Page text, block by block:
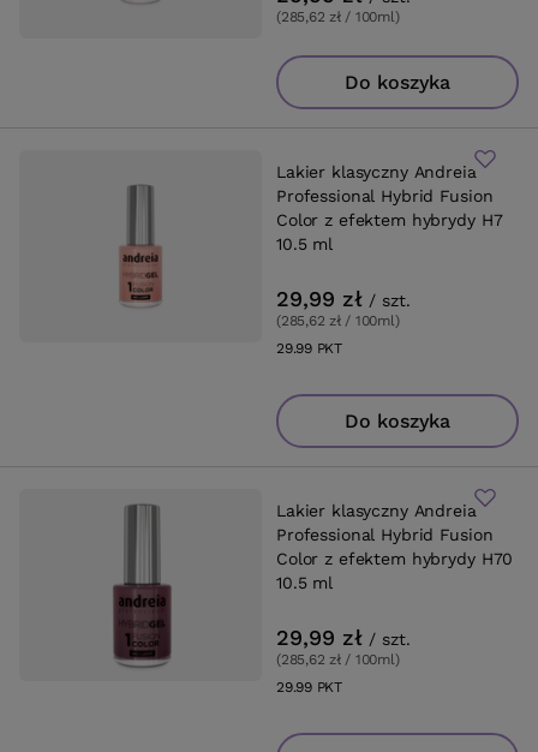
(285,62 zł / 100ml)
Do koszyka
Lakier klasyczny Andreia
Professional Hybrid Fusion
Color z efektem hybrydy H7
10.5 ml
29,99 zł / szt.
(285,62 zł / 100ml)
29.99PKTpunktów
Do koszyka
Lakier klasyczny Andreia
Professional Hybrid Fusion
Color z efektem hybrydy H70
10.5 ml
29,99 zł / szt.
(285,62 zł / 100ml)
29.99PKTpunktów